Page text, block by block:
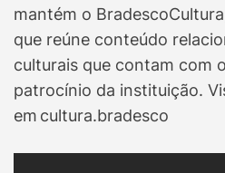
mantém o
que reúne conteúdo
culturais que contam com o
patrocínio da instituição.
em cultura.bradesco